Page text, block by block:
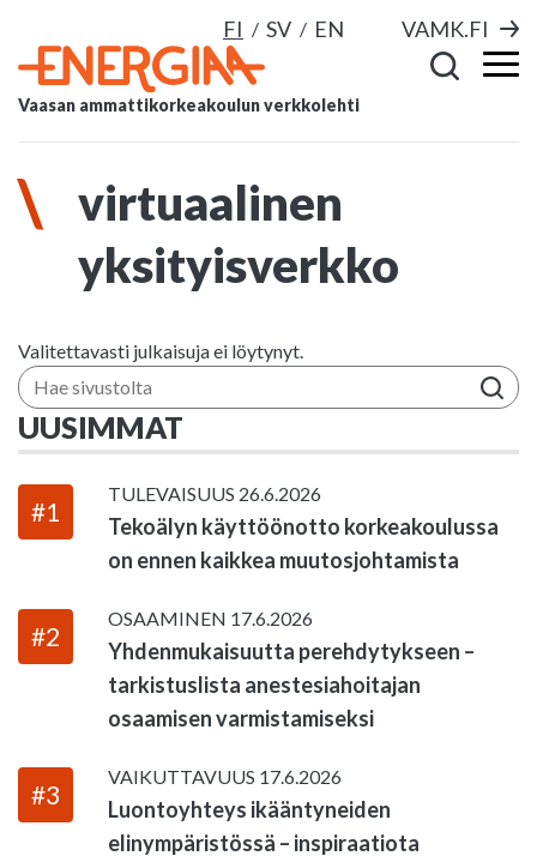
FI SV EN VAMK.FI
Vaasan ammattikorkeakoulun verkkolehti
virtuaalinen
yksityisverkko
Valitettavasti julkaisuja ei löytynyt.
Hae sivustolta
UUSIMMAT
#1
TULEVAISUUS 26.6.2026
Tekoälyn käyttöönotto korkeakoulussa
on ennen kaikkea muutosjohtamista
#2
OSAAMINEN 17.6.2026
Yhdenmukaisuutta perehdytykseen –
tarkistuslista anestesiahoitajan
osaamisen varmistamiseksi
#3
VAIKUTTAVUUS 17.6.2026
Luontoyhteys ikääntyneiden
elinympäristössä – inspiraatiota